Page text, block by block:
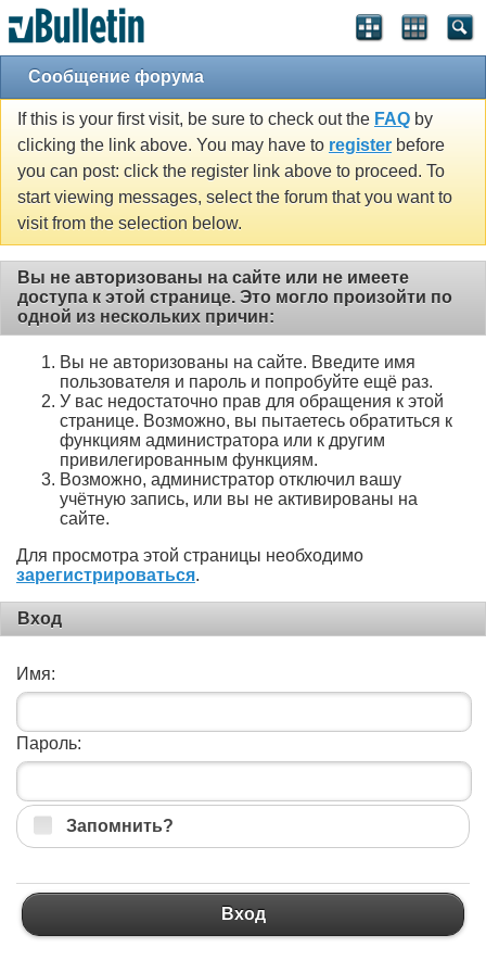
Сообщение форума
If this is your first visit, be sure to check out the FAQ by
clicking the link above. You may have to register before
you can post: click the register link above to proceed. To
start viewing messages, select the forum that you want to
visit from the selection below.
Вы не авторизованы на сайте или не имеете
доступа к этой странице. Это могло произойти по
одной из нескольких причин:
Вы не авторизованы на сайте. Введите имя
пользователя и пароль и попробуйте ещё раз.
У вас недостаточно прав для обращения к этой
странице. Возможно, вы пытаетесь обратиться к
функциям администратора или к другим
привилегированным функциям.
Возможно, администратор отключил вашу
учётную запись, или вы не активированы на
сайте.
Для просмотра этой страницы необходимо
зарегистрироваться.
Вход
Имя:
Пароль:
Запомнить?
Вход